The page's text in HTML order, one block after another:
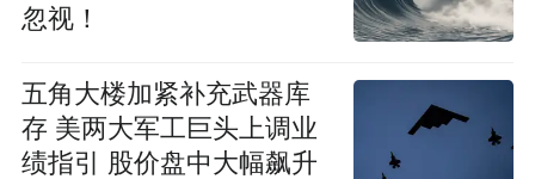
忽视！
五角大楼加紧补充武器库
存 美两大军工巨头上调业
绩指引 股价盘中大幅飙升